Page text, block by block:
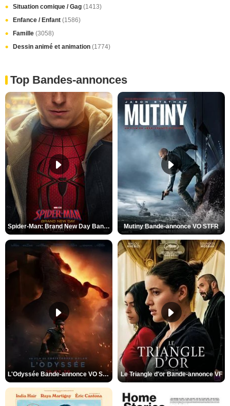
Situation comique / Gag (1413)
Enfance / Enfant (1586)
Famille (3058)
Dessin animé et animation (1774)
Top Bandes-annonces
Spider-Man: Brand New Day Bande-annonce VO STFR Mutiny Bande-annonce VO STFR
L'Odyssée Bande-annonce VO STFR Le Triangle d'or Bande-annonce VF